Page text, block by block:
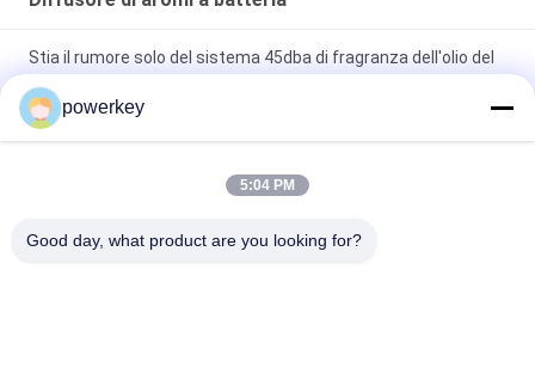
Stia il rumore solo del sistema 45dba di fragranza dell'olio del
profumo del fan del diffusore dell'aroma della batteria
Nebulizzatore a pile del profumo del diffusore di aromaterapia
del diffusore dell'olio dei purificatori dell'aria dell'aroma
powerkey
5:04 PM
Good day, what product are you looking for?